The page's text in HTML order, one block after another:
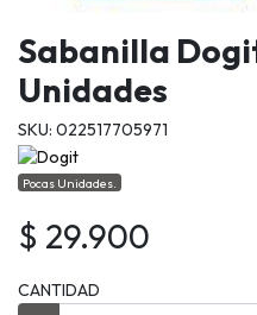
Sabanilla
Unidades
SKU: 022517705971
Pocas Unidades.
$ 29.900
CANTIDAD